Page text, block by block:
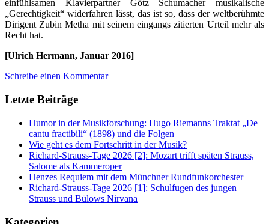
einfühlsamen Klavierpartner Götz Schumacher musikalische
„Gerechtigkeit“ widerfahren lässt, das ist so, dass der weltberühmte
Dirigent Zubin Metha mit seinem eingangs zitierten Urteil mehr als
Recht hat.
[Ulrich Hermann, Januar 2016]
Schreibe einen Kommentar
Letzte Beiträge
Humor in der Musikforschung: Hugo Riemanns Traktat „De
cantu fractibili“ (1898) und die Folgen
Wie geht es dem Fortschritt in der Musik?
Richard-Strauss-Tage 2026 [2]: Mozart trifft späten Strauss,
Salome als Kammeroper
Henzes Requiem mit dem Münchner Rundfunkorchester
Richard-Strauss-Tage 2026 [1]: Schulfugen des jungen
Strauss und Bülows Nirvana